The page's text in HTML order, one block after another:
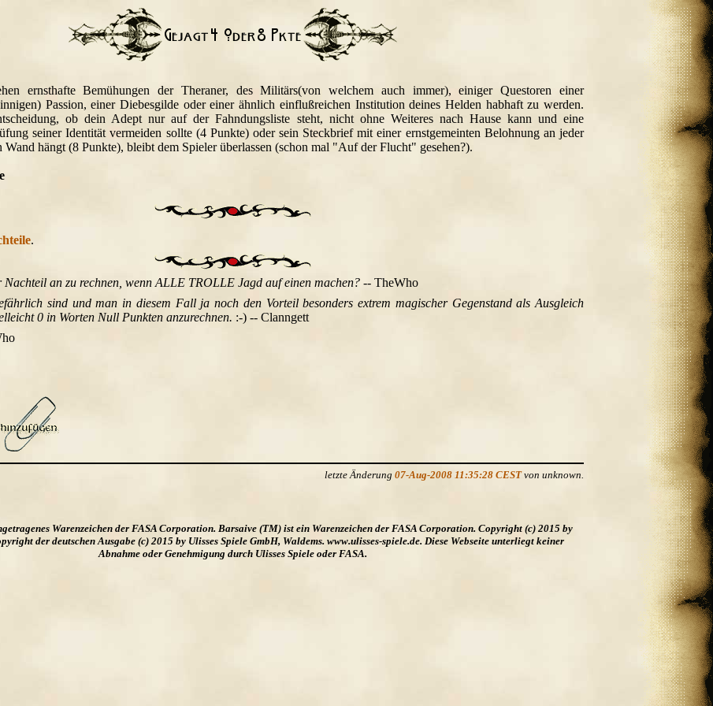
ernsthafte Bemühungen der Theraner, des Militärs(von welchem auch immer), einiger Questoren einer
Passion, einer Diebesgilde oder einer ähnlich einflußreichen Institution deines Helden habhaft zu werden.
ob dein Adept nur auf der Fahndungsliste steht, nicht ohne Weiteres nach Hause kann und eine
seiner Identität vermeiden sollte (4 Punkte) oder sein Steckbrief mit einer ernstgemeinten Belohnung an jeder
Wand hängt (8 Punkte), bleibt dem Spieler überlassen (schon mal "Auf der Flucht" gesehen?).
.
Nachteil an zu rechnen, wenn ALLE TROLLE Jagd auf einen machen? -- TheWho
sind und man in diesem Fall ja noch den Vorteil besonders extrem magischer Gegenstand als Ausgleich
0 in Worten Null Punkten anzurechnen. :-) -- Clanngett
letzte Änderung 07-Aug-2008 11:35:28 CESTvon unknown.
Warenzeichen der FASA Corporation. Barsaive (TM) ist ein Warenzeichen der FASA Corporation. Copyright (c) 2015 by
der deutschen Ausgabe (c) 2015 by Ulisses Spiele GmbH, Waldems. www.ulisses-spiele.de. Diese Webseite unterliegt keiner
Abnahme oder Genehmigung durch Ulisses Spiele oder FASA.